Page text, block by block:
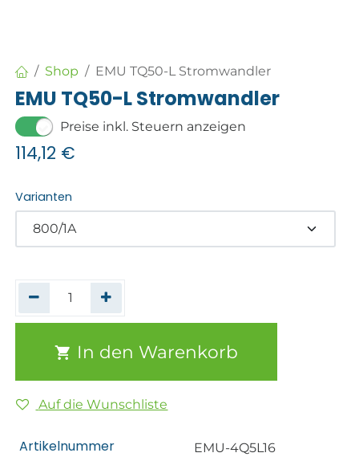
Shop EMU TQ50-L Stromwandler
EMU TQ50-L Stromwandler
Preise inkl. Steuern anzeigen
114,12 €
Varianten
In den Warenkorb
Auf die Wunschliste
Artikelnummer EMU-4Q5L16